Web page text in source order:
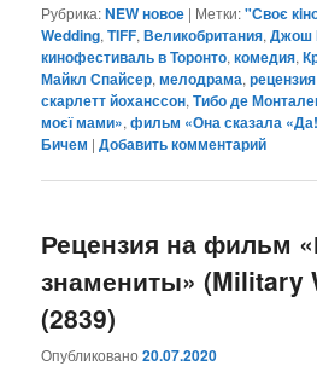
Рубрика:NEW новое | Метки:"Своє
Wedding,TIFF,Великобритания,Джош
кинофестиваль в Торонто,комедия,
Майкл Спайсер,мелодрама,рецензия
скарлетт йоханссон,Тибо де
моєї мами»,фильм «Она сказала
Бичем |Добавить комментарий
Рецензия на фильм
знамениты» (Military
(2839)
Опубликовано20.07.2020